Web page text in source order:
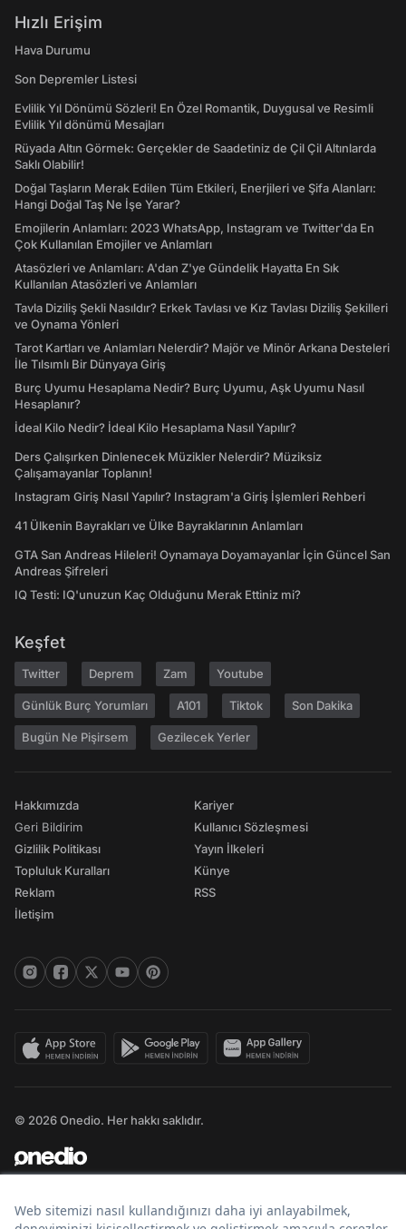
Hızlı Erişim
Hava Durumu
Son Depremler Listesi
Evlilik Yıl Dönümü Sözleri! En Özel Romantik, Duygusal ve Resimli
Evlilik Yıl dönümü Mesajları
Rüyada Altın Görmek: Gerçekler de Saadetiniz de Çil Çil Altınlarda
Saklı Olabilir!
Doğal Taşların Merak Edilen Tüm Etkileri, Enerjileri ve Şifa Alanları:
Hangi Doğal Taş Ne İşe Yarar?
Emojilerin Anlamları: 2023 WhatsApp, Instagram ve Twitter'da En
Çok Kullanılan Emojiler ve Anlamları
Atasözleri ve Anlamları: A'dan Z'ye Gündelik Hayatta En Sık
Kullanılan Atasözleri ve Anlamları
Tavla Diziliş Şekli Nasıldır? Erkek Tavlası ve Kız Tavlası Diziliş Şekilleri
ve Oynama Yönleri
Tarot Kartları ve Anlamları Nelerdir? Majör ve Minör Arkana Desteleri
İle Tılsımlı Bir Dünyaya Giriş
Burç Uyumu Hesaplama Nedir? Burç Uyumu, Aşk Uyumu Nasıl
Hesaplanır?
İdeal Kilo Nedir? İdeal Kilo Hesaplama Nasıl Yapılır?
Ders Çalışırken Dinlenecek Müzikler Nelerdir? Müziksiz
Çalışamayanlar Toplanın!
Instagram Giriş Nasıl Yapılır? Instagram'a Giriş İşlemleri Rehberi
41 Ülkenin Bayrakları ve Ülke Bayraklarının Anlamları
GTA San Andreas Hileleri! Oynamaya Doyamayanlar İçin Güncel San
Andreas Şifreleri
IQ Testi: IQ'unuzun Kaç Olduğunu Merak Ettiniz mi?
Keşfet
Twitter Deprem Zam Youtube
Günlük Burç Yorumları A101 Tiktok Son Dakika
Bugün Ne Pişirsem Gezilecek Yerler
Hakkımızda
Geri Bildirim
Gizlilik Politikası
Topluluk Kuralları
Reklam
İletişim
Kariyer
Kullanıcı Sözleşmesi
Yayın İlkeleri
Künye
RSS
© 2026 Onedio. Her hakkı saklıdır.
Bir markasıdır.